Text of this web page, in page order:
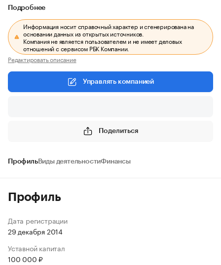
Подробнее
Информация носит справочный характер и сгенерирована на
основании данных из открытых источников.
Компания не является пользователем и не имеет деловых
отношений с сервисом РБК Компании.
Редактировать описание
Управлять компанией
Поделиться
ПрофильВиды деятельностиФинансы
Профиль
Дата регистрации
29 декабря 2014
Уставной капитал
100 000 ₽